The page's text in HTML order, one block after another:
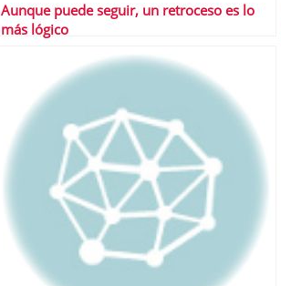
Aunque puede seguir, un retroceso es lo
más lógico